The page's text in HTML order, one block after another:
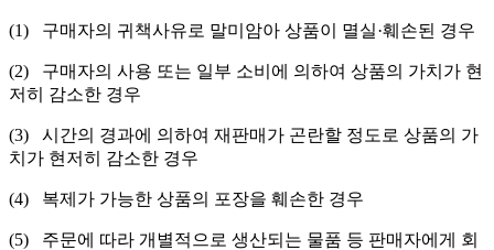
(1) 구매자의 귀책사유로 말미암아 상품이 멸실·훼손된 경우
(2) 구매자의 사용 또는 일부 소비에 의하여 상품의 가치가 현
저히 감소한 경우
(3) 시간의 경과에 의하여 재판매가 곤란할 정도로 상품의 가
치가 현저히 감소한 경우
(4) 복제가 가능한 상품의 포장을 훼손한 경우
(5) 주문에 따라 개별적으로 생산되는 물품 등 판매자에게 회